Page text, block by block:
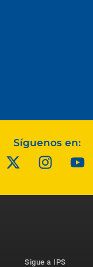
Síguenos en:
Sigue a IPS